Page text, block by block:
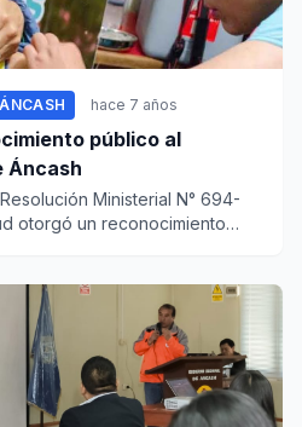
hace 7 años
público al
Áncash
Ministerial N° 694-
otorgó un reconocimiento